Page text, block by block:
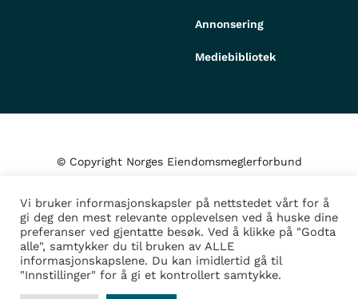
Annonsering
Mediebibliotek
© Copyright Norges Eiendomsmeglerforbund
Personvern og cookies
Administrer samtykke
Design/Utvikling avFortress
Vi bruker informasjonskapsler på nettstedet vårt for å
gi deg den mest relevante opplevelsen ved å huske dine
preferanser ved gjentatte besøk. Ved å klikke på "Godta
alle", samtykker du til bruken av ALLE
informasjonskapslene. Du kan imidlertid gå til
"Innstillinger" for å gi et kontrollert samtykke.